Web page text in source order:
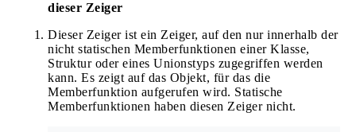
dieser Zeiger
Dieser Zeiger ist ein Zeiger, auf den nur innerhalb der
nicht statischen Memberfunktionen einer Klasse,
Struktur oder eines Unionstyps zugegriffen werden
kann. Es zeigt auf das Objekt, für das die
Memberfunktion aufgerufen wird. Statische
Memberfunktionen haben diesen Zeiger nicht.